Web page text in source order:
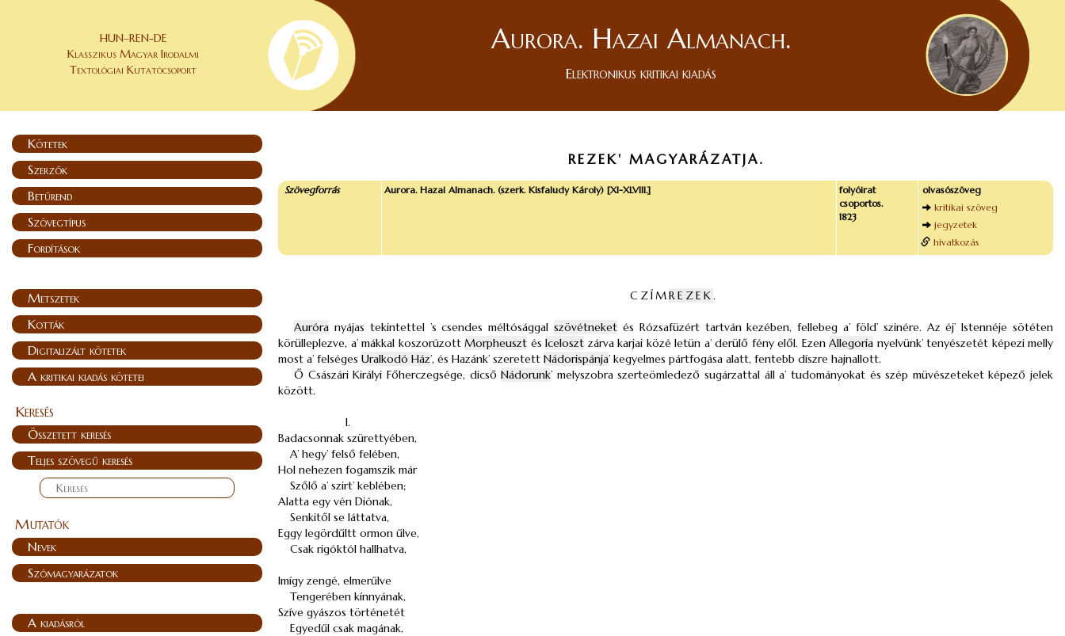
HUN–REN-DE
Klasszikus Magyar Irodalmi
Textológiai Kutatócsoport
Aurora. Hazai Almanach.
Elektronikus kritikai kiadás
Kötetek
Szerzők
Betűrend
Szövegtípus
Fordítások
Metszetek
Kották
Digitalizált kötetek
A kritikai kiadás kötetei
Keresés
Összetett keresés
Teljes szövegű keresés
Mutatók
Nevek
Szómagyarázatok
A kiadásról
REZEK' MAGYARÁZATJA.
Szövegforrás Aurora. Hazai Almanach. (szerk. Kisfaludy Károly) [XI-XLVIII.]
folyóirat
csoportos.
1823
olvasószöveg
kritikai szöveg
jegyzetek
hivatkozás
CZÍMREZEK.
Auróra nyájas tekintettel ’s csendes méltósággal szövétneket és Rózsafüzért tartván kezében, fellebeg a’ föld’ szinére. Az éj’ Istennéje sötéten
körülleplezve, a’ mákkal koszorúzott Morpheuszt és Iceloszt zárva karjai közé letün a’ derülő fény elől. Ezen Allegoria nyelvünk’ tenyészetét képezi melly
most a’ felséges Uralkodó Ház’, és Hazánk’ szeretett Nádorispánja’ kegyelmes pártfogása alatt, fentebb díszre hajnallott.
Ő Császári Királyi Főherczegsége, dicsőNádorunk’ melyszobra szerteömledező sugárzattal áll a’ tudományokat és szép müvészeteket képező jelek
között.
I.
Badacsonnak szürettyében,
A’ hegy’ felső felében,
Hol nehezen fogamszik már
Szőlő a’ szirt’ keblében;
Alatta egy vén Diónak,
Senkitől se láttatva,
Eggy legördűltt ormon űlve,
Csak rigóktól hallhatva,
Imígy zengé, elmerűlve
Tengerében kínnyának,
Szíve gyászos történetét
Egyedűl csak magának,